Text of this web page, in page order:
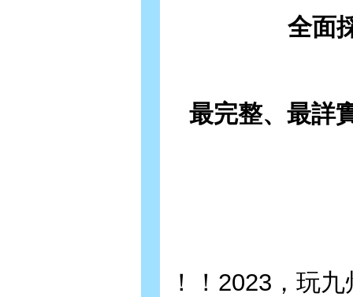
全面
最完整、最詳
！！2023，玩